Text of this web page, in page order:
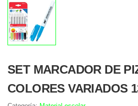
SET MARCADOR DE
COLORES VARIADOS